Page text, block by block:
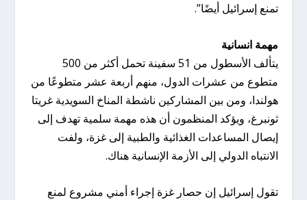
تمنع إسرائيل أيضًا”.
مهمة انسانية
يتألف الأسطول من 51 سفينة تحمل أكثر من 500
متطوع من عشرات الدول، منهم أربعة عشر متطوعًا من
هولندا، ومن بين المشاركين ناشطة المناخ السويدية غريتا
ثونبرغ، ويؤكد المنظمون أن هذه مهمة سلمية تهدف إلى
إيصال المساعدات الغذائية والطبية إلى غزة، ولفت
الانتباه الدولي إلى الأزمة الإنسانية هناك.
تقول إسرائيل إن حصار غزة إجراء أمني مشروع لمنع